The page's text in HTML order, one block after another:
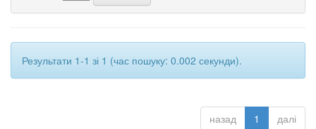
Результати 1-1 зі 1 (час пошуку: 0.002 секунди).
назад 1 далі